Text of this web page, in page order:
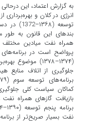
به گزارش اعتماد، این
انرژی در کلان و بهره‌برداری
توسعه
بندهای این قانون به ‌طور
همراه نفت میادین مختلف
(۱۳۷۴–۱۳۷۸)
جلوگیری از اتلاف منابع
کماکان سیاست کلی
بازیافت گازهای همراه
نفت بسیار صریح‌تر از